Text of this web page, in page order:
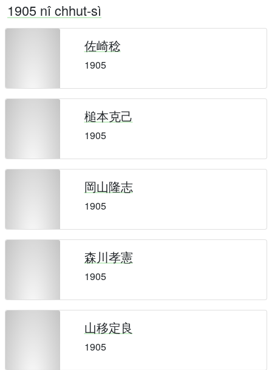
1905 nî chhut-sì
佐崎稔
1905
槌本克己
1905
岡山隆志
1905
森川孝憲
1905
山移定良
1905